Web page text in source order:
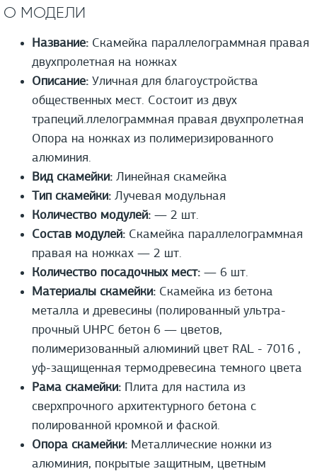
О МОДЕЛИ
Название: Скамейка параллелограммная правая
двухпролетная на ножках
Описание: Уличная для благоустройства
общественных мест. Состоит из двух
трапеций.ллелограммная правая двухпролетная
Опора на ножках из полимеризированного
алюминия.
Вид скамейки: Линейная скамейка
Тип скамейки: Лучевая модульная
Количество модулей: — 2 шт.
Состав модулей: Скамейка параллелограммная
правая на ножках — 2 шт.
Количество посадочных мест: — 6 шт.
Материалы скамейки: Скамейка из бетона
металла и древесины (полированный ультра-
прочный UHPС бетон 6 — цветов,
полимеризованный алюминий цвет RAL - 7016 ,
уф-защищенная термодревесина темного цвета
Рама скамейки: Плита для настила из
сверхпрочного архитектурного бетона с
полированной кромкой и фаской.
Опора скамейки: Металлические ножки из
алюминия, покрытые защитным, цветным